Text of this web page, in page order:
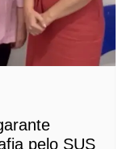
pelo SUS